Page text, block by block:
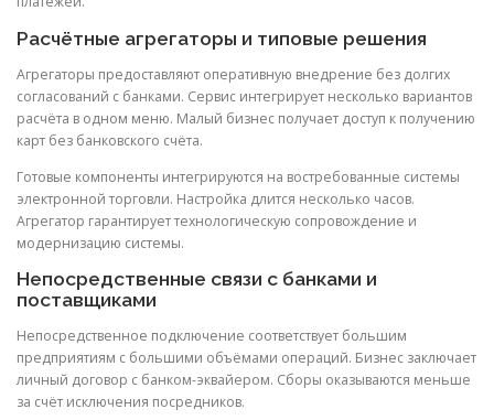
Расчётные агрегаторы и типовые решения
Агрегаторы предоставляют оперативную внедрение без долгих
согласований с банками. Сервис интегрирует несколько вариантов
расчёта в одном меню. Малый бизнес получает доступ к получению
карт без банковского счёта.
Готовые компоненты интегрируются на востребованные системы
электронной торговли. Настройка длится несколько часов.
Агрегатор гарантирует технологическую сопровождение и
модернизацию системы.
Непосредственные связи с банками и
поставщиками
Непосредственное подключение соответствует большим
предприятиям с большими объёмами операций. Бизнес заключает
личный договор с банком-эквайером. Сборы оказываются меньше
за счёт исключения посредников.